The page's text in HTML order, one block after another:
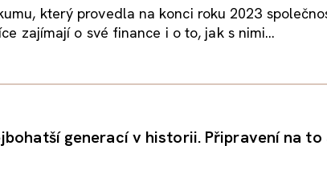
který provedla na konci roku 2023
zajímají o své finance i o to, jak s nimi...
generací v historii. Připravení na to